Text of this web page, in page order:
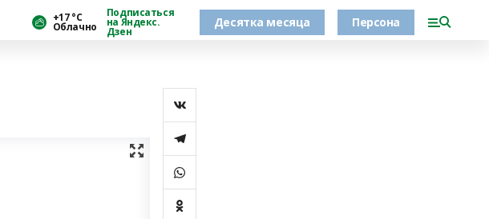
+17 °С
Облачно
Подписаться
на Яндекс.
Дзен
Десятка месяца Персона